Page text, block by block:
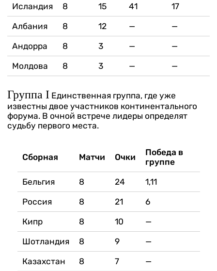
Исландия 8 15 41 17
Албания 8 12 — —
Андорра 8 3 — —
Молдова 8 3 — —
Группа I Единственная группа, где уже
известны двое участников континентального
форума. В очной встрече лидеры определят
судьбу первого места.
Сборная Матчи Очки
Победа в
группе
Бельгия 8 24 1,11
Россия 8 21 6
Кипр 8 10 —
Шотландия 8 9 —
Казахстан 8 7 —